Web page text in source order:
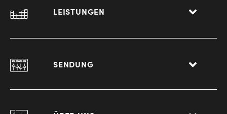
LEISTUNGEN
SENDUNG